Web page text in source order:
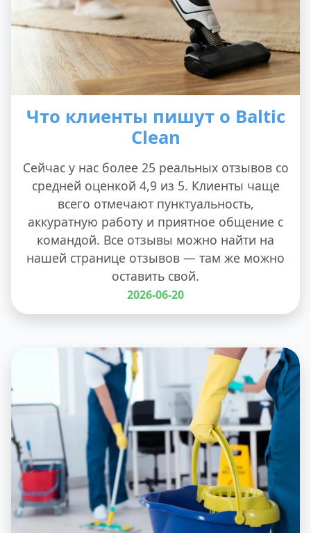
Что клиенты пишут о Baltic
Clean
Сейчас у нас более 25 реальных отзывов со
средней оценкой 4,9 из 5. Клиенты чаще
всего отмечают пунктуальность,
аккуратную работу и приятное общение с
командой. Все отзывы можно найти на
нашей странице отзывов — там же можно
оставить свой.
2026-06-20